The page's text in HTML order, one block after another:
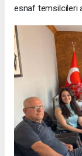
esnaf temsilcileri